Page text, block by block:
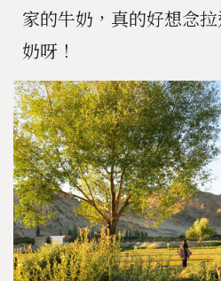
家的牛奶，真的好想念
奶呀！